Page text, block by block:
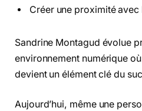
Créer une proximité avec
Sandrine Montagud évolue
environnement numérique
devient un élément clé du
Aujourd’hui, même une